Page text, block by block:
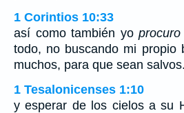
1 Corintios 10:33
así como también yo procuro
todo, no buscando mi propio
muchos, para que sean salvos.
1 Tesalonicenses 1:10
y esperar de los cielos a su